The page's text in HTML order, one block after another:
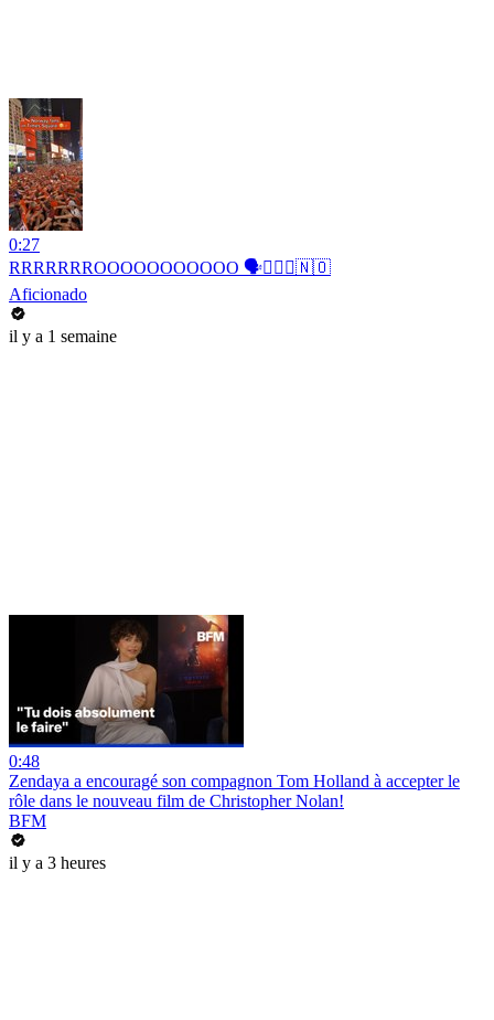
0:27
RRRRRRROOOOOOOOOOO 🗣️🚣🏻‍♂️🇳🇴
Aficionado
il y a 1 semaine
0:48
Zendaya a encouragé son compagnon Tom Holland à accepter le
rôle dans le nouveau film de Christopher Nolan!
BFM
il y a 3 heures